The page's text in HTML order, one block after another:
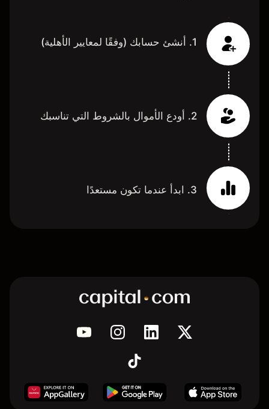
1. أنشئ حسابك (وفقًا لمعايير الأهلية)
2. أودع الأموال بالشروط التي تناسبك
3. ابدأ عندما تكون مستعدًا